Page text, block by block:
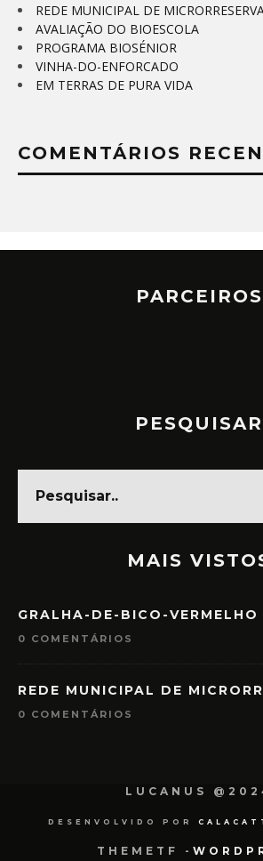
REDE MUNICIPAL DE
AVALIAÇÃO DO BIOESCOLA
PROGRAMA BIOSÉNIOR
VINHA-DO-ENFORCADO
EM TERRAS DE PURA VIDA
COMENTÁRIOS
PARCEIROS
PESQUISAR
MAIS
GRALHA-DE-BICO-VERMELHO
0 COMENTÁRIOS
REDE MUNICIPAL DE
0 COMENTÁRIOS
LUCANUS
DESENVOLVIDO POR
THEMETF -